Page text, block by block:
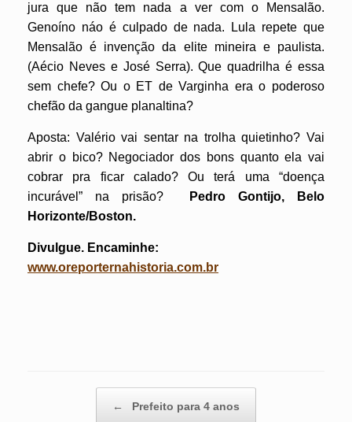
jura que não tem nada a ver com o Mensalão.
Genoíno náo é culpado de nada. Lula repete que
Mensalão é invenção da elite mineira e paulista.
(Aécio Neves e José Serra). Que quadrilha é essa
sem chefe? Ou o ET de Varginha era o poderoso
chefão da gangue planaltina?
Aposta: Valério vai sentar na trolha quietinho? Vai
abrir o bico? Negociador dos bons quanto ela vai
cobrar pra ficar calado? Ou terá uma “doença
incurável” na prisão?
Pedro Gontijo, Belo
Horizonte/Boston.
Divulgue. Encaminhe:
www.oreporternahistoria.com.br
← Prefeito para 4 anos